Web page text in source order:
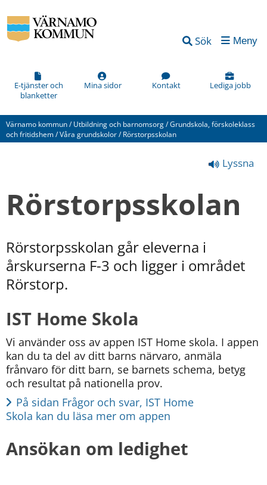
Sök Meny
E-tjänster och
blanketter
Mina sidor Kontakt Lediga jobb
Värnamo kommun/ Utbildning och barnomsorg/Grundskola, förskoleklass
och fritidshem/Våra grundskolor/ Rörstorpsskolan
Lyssna
Rörstorpsskolan
Rörstorpsskolan går eleverna i
årskurserna F-3 och ligger i området
Rörstorp.
IST Home Skola
Vi använder oss av appen IST Home skola. I appen
kan du ta del av ditt barns närvaro, anmäla
frånvaro för ditt barn, se barnets schema, betyg
och resultat på nationella prov.
På sidan Frågor och svar, IST Home
Skola kan du läsa mer om appen
Ansökan om ledighet
Vad
kan
förbättra
den
här
(obligatorisk)
Hur
kan
göra
bättre
dig?
Webbadress
till
sidan
bifogas
meddelandet.